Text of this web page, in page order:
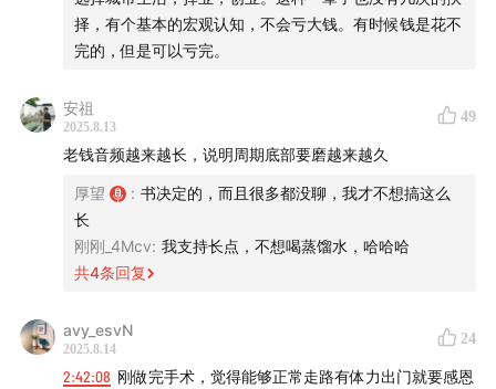
择，有个基本的宏观认知，不会亏大钱。有时候钱是花不
完的，但是可以亏完。
安祖
2025.8.13
49
老钱音频越来越长，说明周期底部要磨越来越久
厚望 : 书决定的，而且很多都没聊，我才不想搞这么
长
刚刚_4Mcv: 我支持长点，不想喝蒸馏水，哈哈哈
共4条回复
avy_esvN
2025.8.14
24
2:42:08 刚做完手术，觉得能够正常走路有体力出门就要感恩